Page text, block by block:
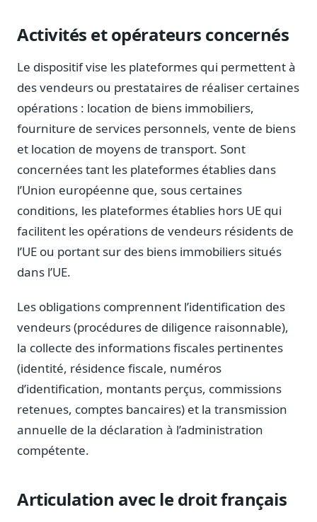
ONG, syndicats, ordres, associations
Parlementaires
Journalistes
Chercheurs
Données exhaustives pour vos travaux académiques
Suivi par secteur
11 secteurs : énergie, santé, finance, numérique…
Cas d'usage concrets
Six cas pour gagner du temps
Conseil (Advisory)
Guides pratiques
17 guides sur le Parlement, la procédure, le plaidoyer
Blog & Podcast Hémicycle
Analyses, méthodes, coulisses
Lexique parlementaire
Glossaire affaires publiques
Activités et opérateurs concernés
Le dispositif vise les plateformes qui permettent à
des vendeurs ou prestataires de réaliser certaines
opérations : location de biens immobiliers,
fourniture de services personnels, vente de biens
et location de moyens de transport. Sont
concernées tant les plateformes établies dans
l’Union européenne que, sous certaines
conditions, les plateformes établies hors UE qui
facilitent les opérations de vendeurs résidents de
l’UE ou portant sur des biens immobiliers situés
dans l’UE.
Les obligations comprennent l’identification des
vendeurs (procédures de diligence raisonnable),
la collecte des informations fiscales pertinentes
(identité, résidence fiscale, numéros
d’identification, montants perçus, commissions
retenues, comptes bancaires) et la transmission
annuelle de la déclaration à l’administration
compétente.
Articulation avec le droit français